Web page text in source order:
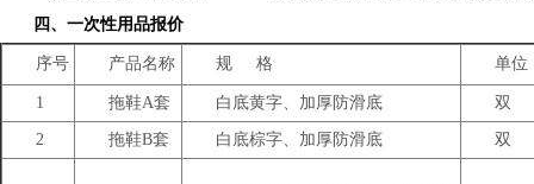
四、一次性用品报价
序号 产品名称 规 格 单位
1 拖鞋A套 白底黄字、加厚防滑底 双
2 拖鞋B套 白底棕字、加厚防滑底 双